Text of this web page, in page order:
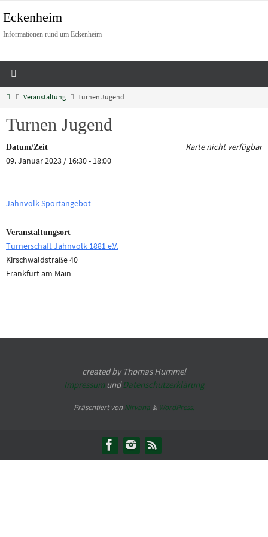
Eckenheim
Informationen rund um Eckenheim
Veranstaltung Turnen Jugend
Turnen Jugend
Karte nicht verfügbar
Datum/Zeit
09. Januar 2023 / 16:30 - 18:00
Jahnvolk Sportangebot
Veranstaltungsort
Turnerschaft Jahnvolk 1881 e.V.
Kirschwaldstraße 40
Frankfurt am Main
created by Thomas Hummel
ImpressumundDatenschutzerklärung
Präsentiert von Nirvana & WordPress.